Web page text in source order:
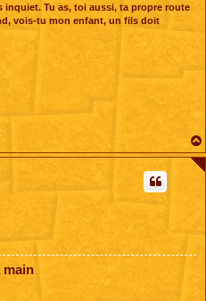
Tu as, toi aussi, ta propre route
vois-tu mon enfant, un fils doit
main